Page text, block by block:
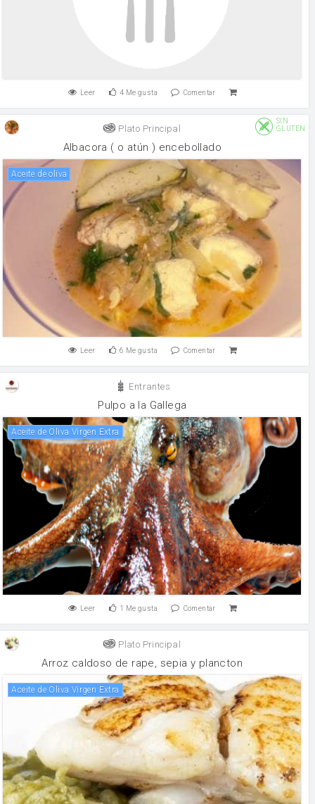
Leer 4 Me gusta Comentar
Plato Principal
SIN
GLUTEN
Albacora ( o atún ) encebollado
aceite de oliva
Leer 6 Me gusta Comentar
Entrantes
Pulpo a la Gallega
Aceite de Oliva Virgen Extra
Leer 1 Me gusta Comentar
Plato Principal
Arroz caldoso de rape, sepia y plancton
Aceite de Oliva Virgen Extra